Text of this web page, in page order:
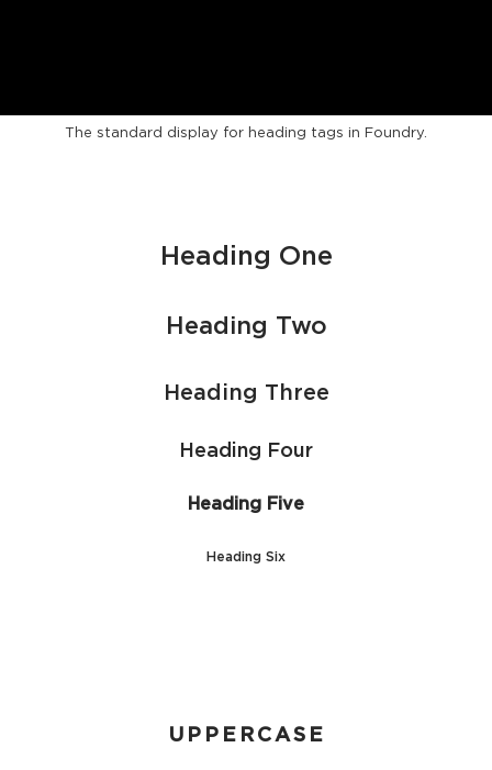
The standard display for heading tags in Foundry.
Heading One
Heading Two
Heading Three
Heading Four
Heading Five
Heading Six
UPPERCASE